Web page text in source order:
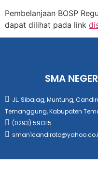
Pembelanjaan BOSP
dapat dilihat pada link
SMA
JL. Sibajag, Muntung,
Temanggung, Kabupaten
(0293) 591315